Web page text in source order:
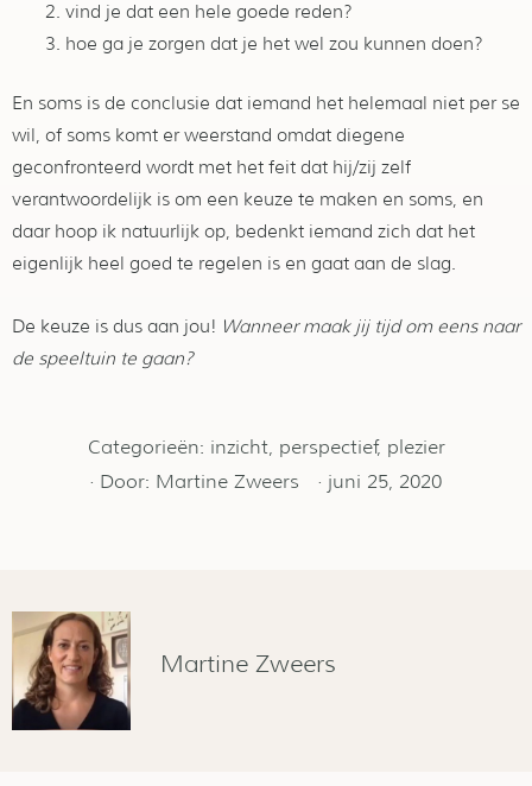
vind je dat een hele goede reden?
hoe ga je zorgen dat je het wel zou kunnen doen?
En soms is de conclusie dat iemand het helemaal niet per se
wil, of soms komt er weerstand omdat diegene
geconfronteerd wordt met het feit dat hij/zij zelf
verantwoordelijk is om een keuze te maken en soms, en
daar hoop ik natuurlijk op, bedenkt iemand zich dat het
eigenlijk heel goed te regelen is en gaat aan de slag.
De keuze is dus aan jou! Wanneer maak jij tijd om eens naar
de speeltuin te gaan?
Categorieën: inzicht, perspectief, plezier
· Door: Martine Zweers · juni 25, 2020
Martine Zweers